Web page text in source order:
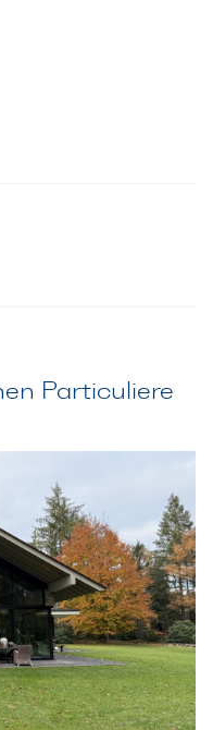
Particuliere